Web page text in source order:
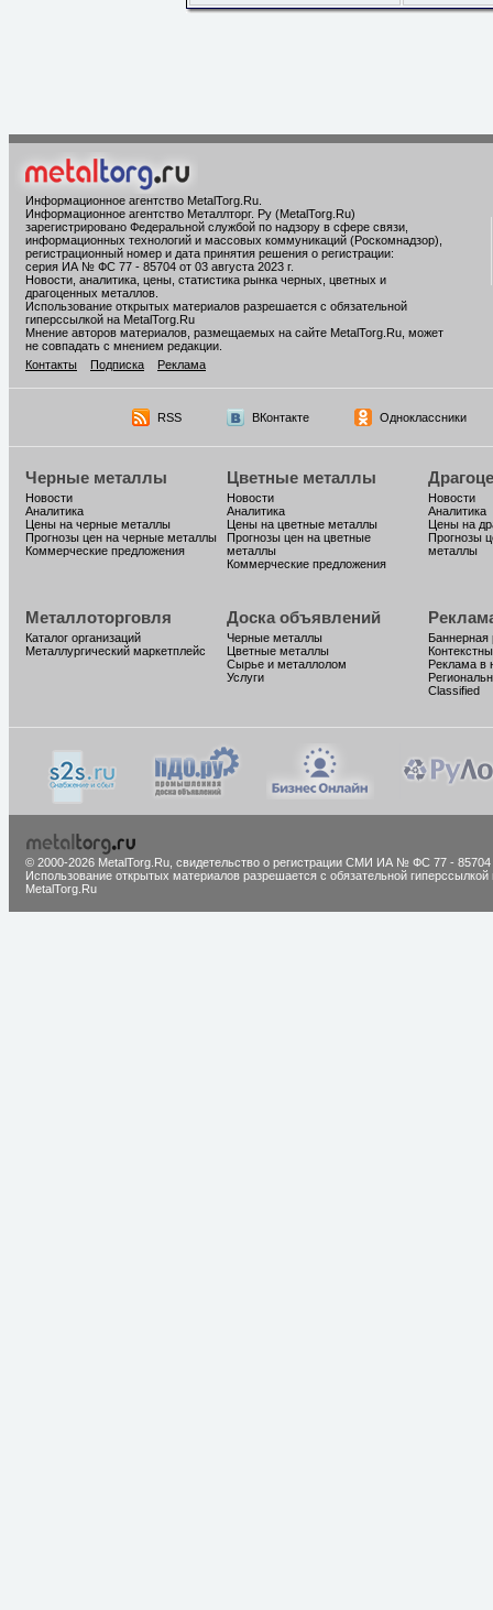
Информационное агентство MetalTorg.Ru
Информационное агентство Металлторг. Ру (MetalTorg.Ru)
зарегистрировано Федеральной службой по надзору в сфере связи,
информационных технологий и массовых коммуникаций (Роскомнадзор),
регистрационный номер и дата принятия решения о регистрации:
серия ИА № ФС 77 - 85704 от 03 августа 2023 г.
Новости, аналитика, цены, статистика рынка черных, цветных и
драгоценных металлов.
Использование открытых материалов разрешается с обязательной
гиперссылкой на MetalTorg.Ru
Мнение авторов материалов, размещаемых на сайте MetalTorg.Ru, может
не совпадать с мнением редакции.
Контакты
Подписка Реклама
RSS ВКонтакте Одноклассники
Черные металлы
Новости
Аналитика
Цены на черные металлы
Прогнозы цен на черные металлы
Коммерческие предложения
Цветные металлы
Новости
Аналитика
Цены на цветные металлы
Прогнозы цен на цветные
металлы
Коммерческие предложения
Новости
Аналитика
Цены на
Прогнозы
металлы
Металлоторговля
Каталог организаций
Металлургический маркетплейс
Доска объявлений
Черные металлы
Цветные металлы
Сырье и металлолом
Услуги
Баннерная
Реклама в
Classified
© 2000-2026 MetalTorg.Ru, cвидетельство о регистрации СМИ ИА № ФС 77 - 85704
Использование открытых материалов разрешается с обязательной гиперссылкой
MetalTorg.Ru